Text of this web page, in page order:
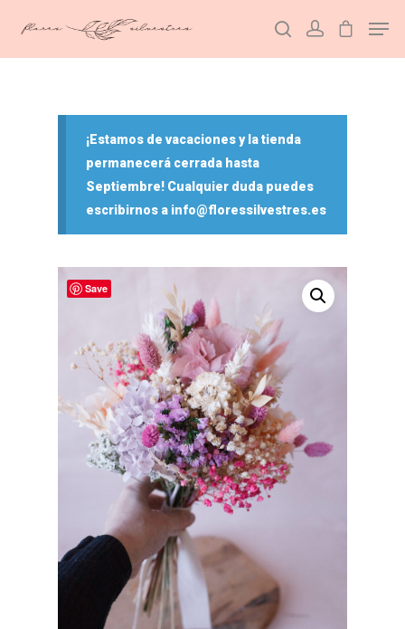
¡Estamos de vacaciones y la tienda
permanecerá cerrada hasta
Septiembre! Cualquier duda puedes
escribirnos a info@floressilvestres.es
Save